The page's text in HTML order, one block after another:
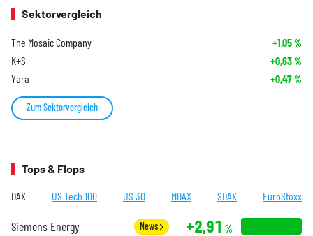
Sektorvergleich
The Mosaic Company +1,05%
K+S +0,63%
Yara +0,47%
Zum Sektorvergleich
Tops & Flops
DAX US Tech 100 US 30 MDAX SDAX EuroStoxx
Siemens Energy News +2,91 %